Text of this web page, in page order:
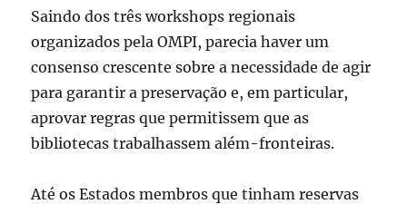
Saindo dos três workshops regionais
organizados pela OMPI, parecia haver um
consenso crescente sobre a necessidade de agir
para garantir a preservação e, em particular,
aprovar regras que permitissem que as
bibliotecas trabalhassem além-fronteiras.
Até os Estados membros que tinham reservas